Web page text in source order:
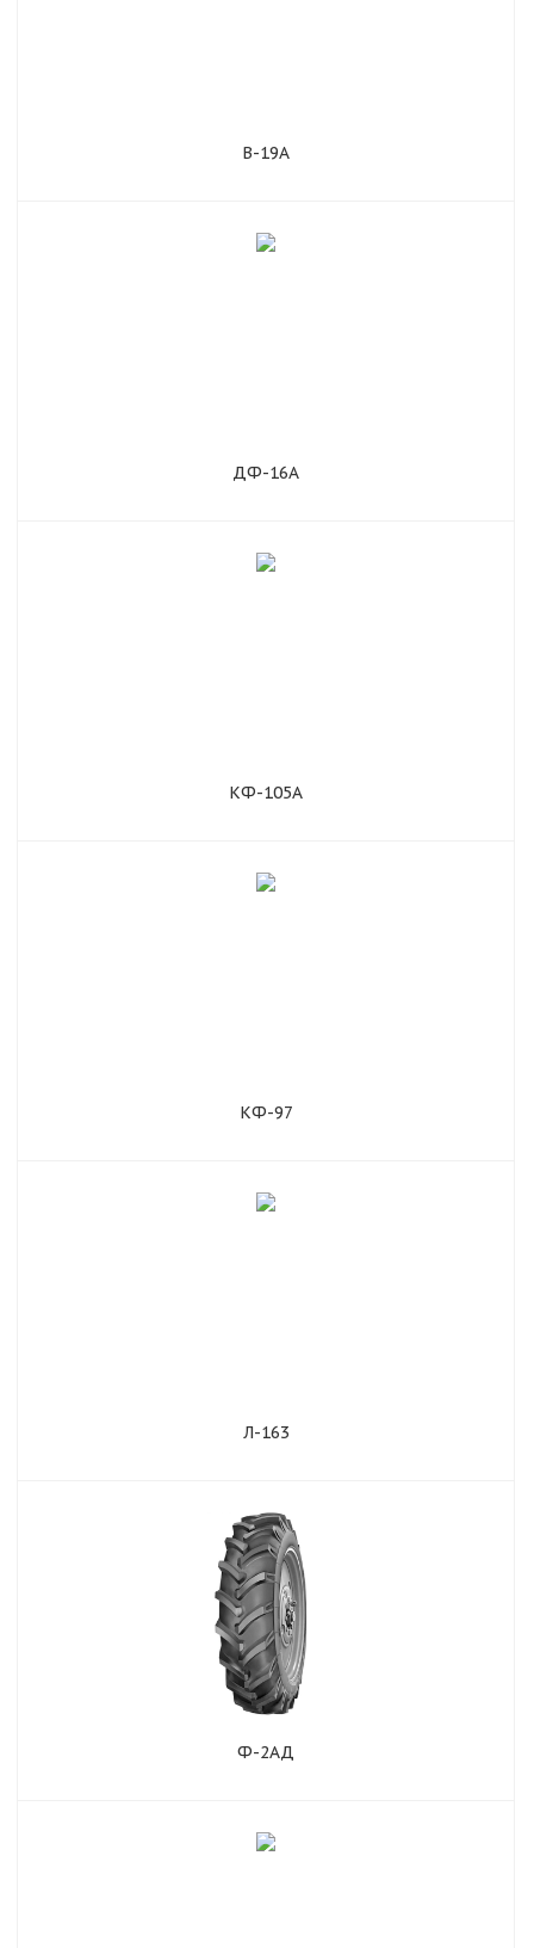
В-19А
ДФ-16А
КФ-105А
КФ-97
Л-163
Ф-2АД